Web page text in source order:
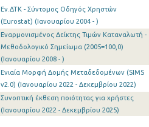
Αυγούστου 2025
Ιουλίου 2025
Ιουνίου 2025
Μαΐου 2025
Απριλίου 2025
Εν.ΔΤΚ - Σύντομος Οδηγός Χρηστών
(Eurostat) (Ιανουαρίου 2004 - )
Εναρμονισμένος Δείκτης Τιμών Καταναλωτή -
Μεθοδολογικό Σημείωμα (2005=100,0)
(Ιανουαρίου 2008 - )
Ενιαία Μορφή Δομής Μεταδεδομένων (SIMS
v2.0) (Ιανουαρίου 2022 - Δεκεμβρίου 2022)
Συνοπτική έκθεση ποιότητας για χρήστες
(Ιανουαρίου 2022 - Δεκεμβρίου 2025)